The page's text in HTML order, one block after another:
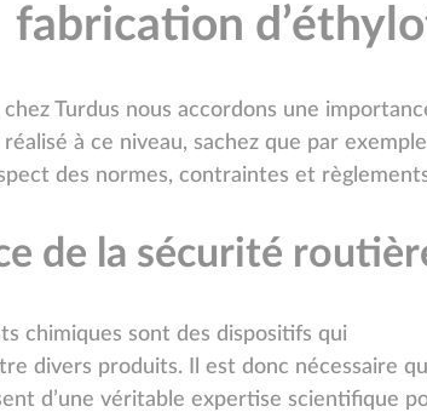
fabrication
Turdus nous accordons une
à ce niveau, sachez que par
des normes, contraintes et
de la sécurité
chimiques sont des dispositifs qui
divers produits. Il est donc nécessaire
d’une véritable expertise scientifique